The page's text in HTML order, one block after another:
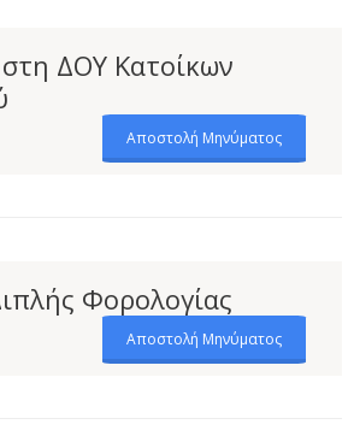
ΔΟΥ Κατοίκων
Αποστολή Μηνύματος
Φορολογίας
Αποστολή Μηνύματος